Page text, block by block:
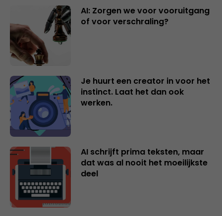
AI: Zorgen we voor vooruitgang
of voor verschraling?
Je huurt een creator in voor het
instinct. Laat het dan ook
werken.
AI schrijft prima teksten, maar
dat was al nooit het moeilijkste
deel